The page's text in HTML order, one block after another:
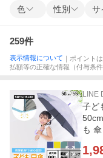
色 性別 サ
259件
表示情報について ｜ポイント
払額等の正確な情報（付与条
LINE
子ど
50cm
も